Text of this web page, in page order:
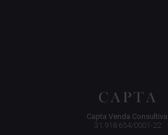
Capta Venda Consultiva.
31.918.654/0001-22